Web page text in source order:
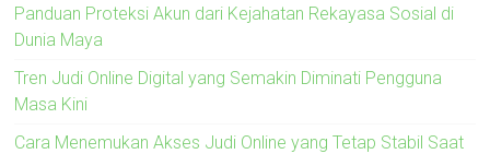
Panduan Proteksi Akun dari Kejahatan Rekayasa Sosial di
Dunia Maya
Tren Judi Online Digital yang Semakin Diminati Pengguna
Masa Kini
Cara Menemukan Akses Judi Online yang Tetap Stabil Saat